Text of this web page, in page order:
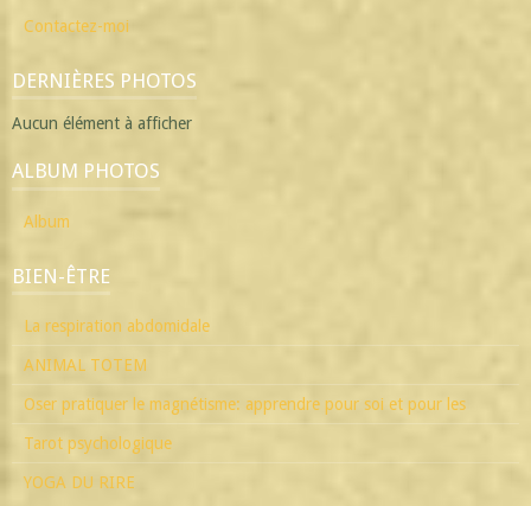
Contactez-moi
DERNIÈRES PHOTOS
Aucun élément à afficher
ALBUM PHOTOS
Album
BIEN-ÊTRE
La respiration abdomidale
ANIMAL TOTEM
Oser pratiquer le magnétisme: apprendre pour soi et pour les
Tarot psychologique
YOGA DU RIRE